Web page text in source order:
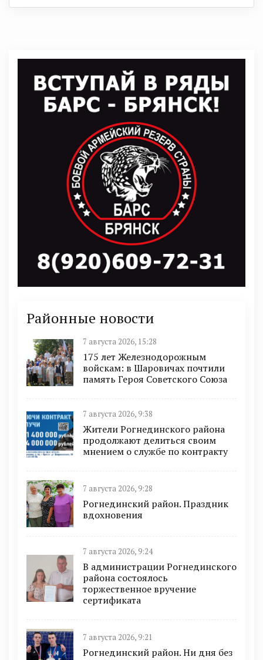
Районные новости
7 августа 2026, 15:28
175 лет Железнодорожным
войскам: в Шаровичах почтили
память Героя Советского Союза
7 августа 2026, 9:38
Жители Рогнединского района
продолжают делиться своим
мнением о службе по контракту
7 августа 2026, 9:28
Рогнединский район. Праздник
вдохновения
7 августа 2026, 9:24
В администрации Рогнединского
района состоялось
торжественное вручение
сертификата
7 августа 2026, 9:21
Рогнединский район. Ни дня без